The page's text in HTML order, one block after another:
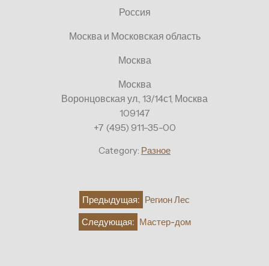
Россия
Москва и Московская область
Москва
Москва
Воронцовская ул., 13/14с1, Москва
109147
+7 (495) 911-35-00
Category: Разное
НавигацияПредыдущая: Регион Лес
Следующая: Мастер-дом